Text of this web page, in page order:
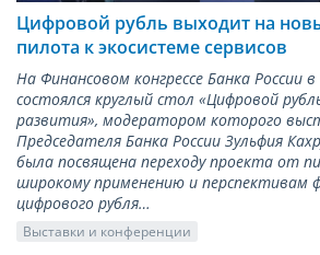
Цифровой рубль выходит на
пилота к экосистеме сервисов
На Финансовом конгрессе Банка России
состоялся круглый стол «Цифровой
развития», модератором которого
Председателя Банка России Зульфия
была посвящена переходу проекта от
широкому применению и перспективам
цифрового рубля…
Выставки и конференции